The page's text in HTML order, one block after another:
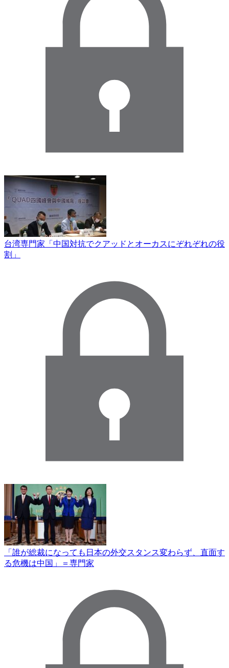
台湾専門家「中国対抗でクアッドとオーカスにぞれぞれの役
割」
「誰が総裁になっても日本の外交スタンス変わらず、直面す
る危機は中国」＝専門家